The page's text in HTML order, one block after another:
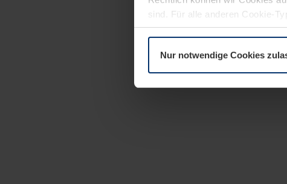
sind. Für alle anderen Cookie-
Erläuterung auf der Seite
Nur notwendige Cookies